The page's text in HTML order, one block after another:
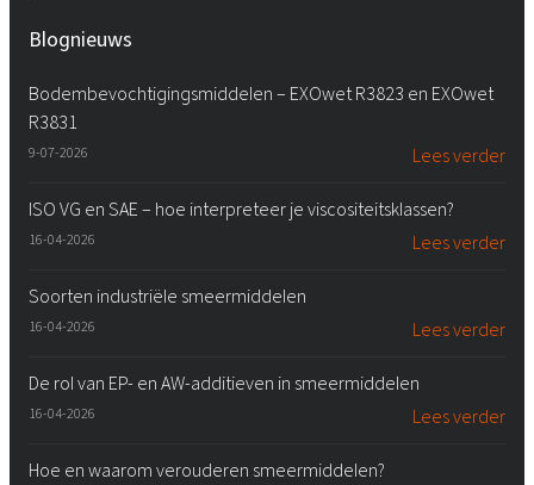
Blognieuws
Bodembevochtigingsmiddelen – EXOwet R3823 en EXOwet
R3831
9-07-2026 Lees verder
ISO VG en SAE – hoe interpreteer je viscositeitsklassen?
16-04-2026 Lees verder
Soorten industriële smeermiddelen
16-04-2026 Lees verder
De rol van EP- en AW-additieven in smeermiddelen
16-04-2026 Lees verder
Hoe en waarom verouderen smeermiddelen?